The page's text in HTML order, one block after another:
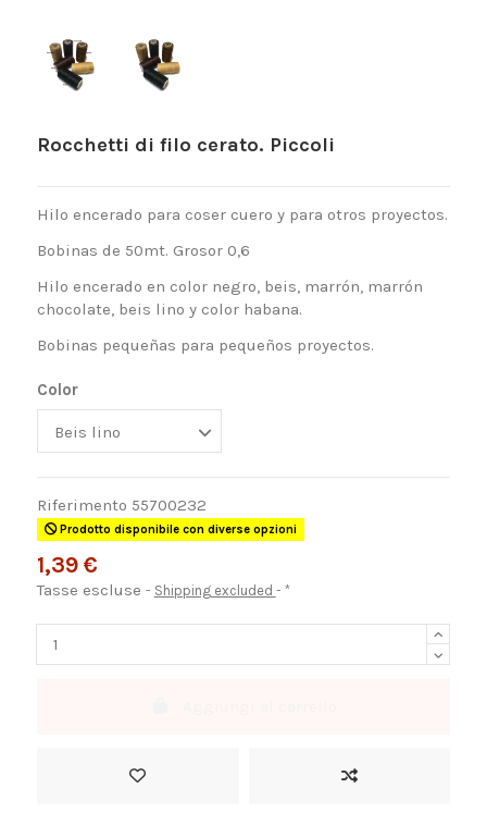
Rocchetti di filo cerato. Piccoli
Hilo encerado para coser cuero y para otros proyectos.
Bobinas de 50mt. Grosor 0,6
Hilo encerado en color negro, beis, marrón, marrón
chocolate, beis lino y color habana.
Bobinas pequeñas para pequeños proyectos.
Color
Riferimento 55700232
Prodotto disponibile con diverse opzioni
1,39 €
Tasse escluse Shipping excluded *